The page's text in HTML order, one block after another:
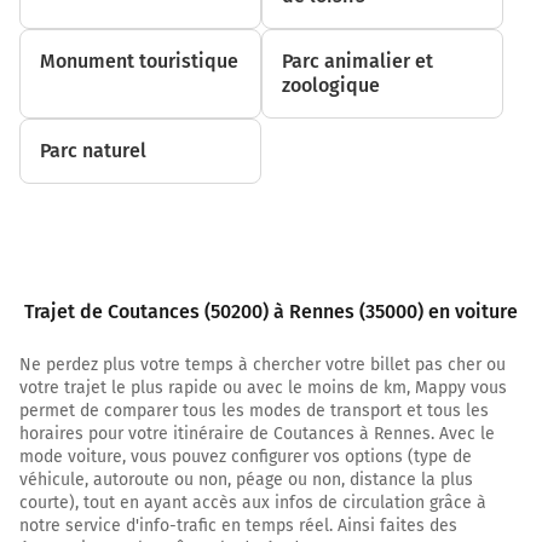
Au rond-point, prendre la 2ème sortie sur D7 et
continuer sur 1,2 kilomètre
Continuer D76 D7 (Route de Gavray) sur 400 mètres
7,9 km
8,4 km
Croix Daniel) et continuer sur 190 mètres
Tourner légèrement à droite sur D7 et continuer
sur 3,6 kilomètres
Rue de la Libération
15,5 km
19,1 km
Monument touristique
Parc animalier et
zoologique
Parc naturel
Trajet de Coutances (50200) à Rennes (35000) en voiture
Ne perdez plus votre temps à chercher votre billet pas cher ou
votre trajet le plus rapide ou avec le moins de km, Mappy vous
permet de comparer tous les modes de transport et tous les
horaires pour votre itinéraire de Coutances à Rennes. Avec le
mode voiture, vous pouvez configurer vos options (type de
véhicule, autoroute ou non, péage ou non, distance la plus
courte), tout en ayant accès aux infos de circulation grâce à
notre service d'info-trafic en temps réel. Ainsi faites des